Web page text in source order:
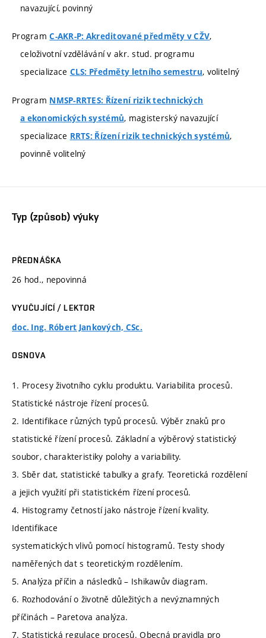
navazující, povinný
ProgramC-AKR-P: Akreditované předměty v CŽV,
celoživotní vzdělávání v akr. stud. programu
specializace CLS: Předměty letního semestru, volitelný
Program NMSP-RRTES: Řízení rizik technických
a ekonomických systémů, magisterský navazující
specializace RRTS: Řízení rizik technických systémů,
povinně volitelný
Typ (způsob) výuky
PŘEDNÁŠKA
26 hod., nepovinná
VYUČUJÍCÍ / LEKTOR
doc. Ing. Róbert Jankových, CSc.
OSNOVA
1. Procesy životního cyklu produktu. Variabilita procesů.
Statistické nástroje řízení procesů.
2. Identifikace různých typů procesů. Výběr znaků pro
statistické řízení procesů. Základní a výběrový statistický
soubor, charakteristiky polohy a variability.
3. Sběr dat, statistické tabulky a grafy. Teoretická rozdělení
a jejich využití při statistickém řízení procesů.
4. Histogramy četností jako nástroje řízení kvality.
Identifikace
systematických vlivů pomocí histogramů. Testy shody
naměřených dat s teoretickým rozdělením.
5. Analýza příčin a následků – Ishikawův diagram.
6. Rozhodování o životně důležitých a nevýznamných
příčinách – Paretova analýza.
7. Statistická regulace procesů. Obecná pravidla pro